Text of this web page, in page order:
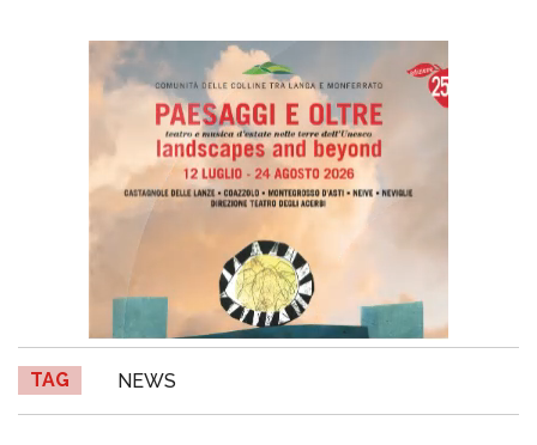
TAG NEWS